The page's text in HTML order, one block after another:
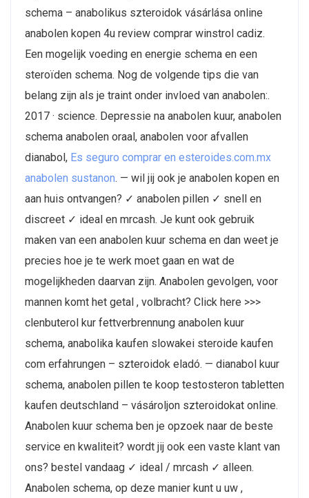
schema – anabolikus szteroidok vásárlása online
anabolen kopen 4u review comprar winstrol cadiz.
Een mogelijk voeding en energie schema en een
steroïden schema. Nog de volgende tips die van
belang zijn als je traint onder invloed van anabolen:.
2017 · ‎science. Depressie na anabolen kuur, anabolen
schema anabolen oraal, anabolen voor afvallen
dianabol, Es seguro comprar en esteroides.com.mx
anabolen sustanon. — wil jij ook je anabolen kopen en
aan huis ontvangen? ✓ anabolen pillen ✓ snell en
discreet ✓ ideal en mrcash. Je kunt ook gebruik
maken van een anabolen kuur schema en dan weet je
precies hoe je te werk moet gaan en wat de
mogelijkheden daarvan zijn. Anabolen gevolgen, voor
mannen komt het getal , volbracht? Click here >>>
clenbuterol kur fettverbrennung anabolen kuur
schema, anabolika kaufen slowakei steroide kaufen
com erfahrungen – szteroidok eladó. — dianabol kuur
schema, anabolen pillen te koop testosteron tabletten
kaufen deutschland – vásároljon szteroidokat online.
Anabolen kuur schema ben je opzoek naar de beste
service en kwaliteit? wordt jij ook een vaste klant van
ons? bestel vandaag ✓ ideal / mrcash ✓ alleen.
Anabolen schema, op deze manier kunt u uw ,